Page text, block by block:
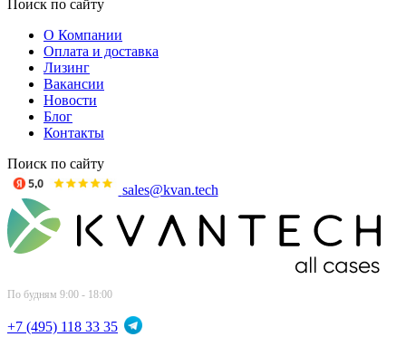
Поиск по сайту
О Компании
Оплата и доставка
Лизинг
Вакансии
Новости
Блог
Контакты
Поиск по сайту
sales@kvan.tech
По будням 9:00 - 18:00
+7 (495) 118 33 35